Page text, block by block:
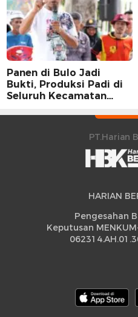
Panen di Bulo Jadi
Bukti, Produksi Padi di
Seluruh Kecamatan
Peningkatan
PT.Harian
HARIAN
Pengesahan
Keputusan